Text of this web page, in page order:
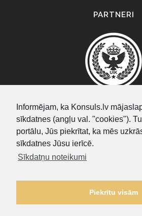
Informējam, ka Konsuls.lv
sīkdatnes (angļu val. "cookies").
portālu, Jūs piekrītat, ka mēs
sīkdatnes Jūsu ierīcē.
Sīkdatņu noteikumi
Piekrītu visām
PARTNERI
SEARCH